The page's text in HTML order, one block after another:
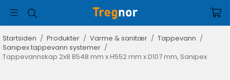
Startsiden / Produkter / Varme & sanitær / Tappevann /
Sanipex tappevann systemer /
Tappevannskap 2x8 B548 mm x H552 mm x D107 mm, Sanipex